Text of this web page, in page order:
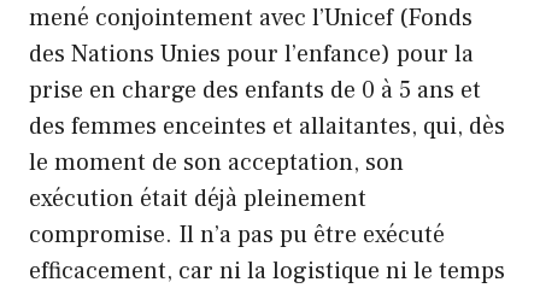
mené conjointement avec l’Unicef ​​​​(Fonds
des Nations Unies pour l’enfance) pour la
prise en charge des enfants de 0 à 5 ans et
des femmes enceintes et allaitantes, qui, dès
le moment de son acceptation, son
exécution était déjà pleinement
compromise. Il n’a pas pu être exécuté
efficacement, car ni la logistique ni le temps